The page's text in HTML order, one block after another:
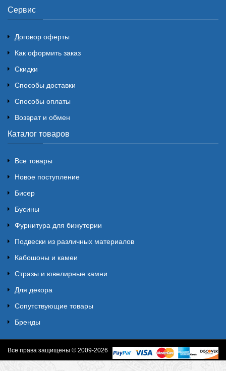
Сервис
Договор оферты
Как оформить заказ
Скидки
Способы доставки
Способы оплаты
Возврат и обмен
Каталог товаров
Все товары
Новое поступление
Бисер
Бусины
Фурнитура для бижутерии
Подвески из различных материалов
Кабошоны и камеи
Стразы и ювелирные камни
Для декора
Сопутствующие товары
Бренды
Все права защищены © 2009-2026